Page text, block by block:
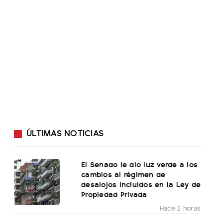
ÚLTIMAS NOTICIAS
El Senado le dio luz verde a los
cambios al régimen de
desalojos incluidos en la Ley de
Propiedad Privada
Hace 2 horas